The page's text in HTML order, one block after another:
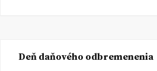
Deň daňového odbremenenia